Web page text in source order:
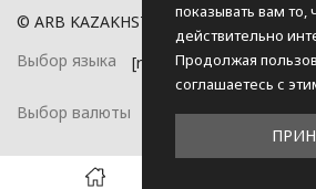
© ARB KAZAKHSTAN, 2026
Выбор языка
Выбор валюты
показывать вам то,
действительно
Продолжая
соглашаетесь с